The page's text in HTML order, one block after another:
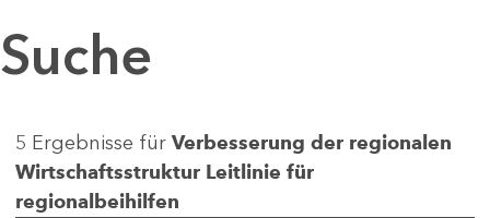
Suche
5 Ergebnisse für Verbesserung der regionalen
Wirtschaftsstruktur Leitlinie für
regionalbeihilfen